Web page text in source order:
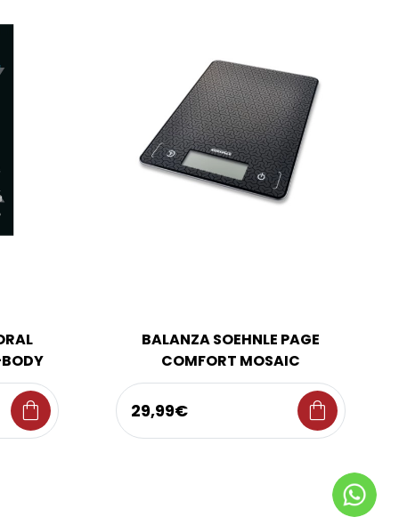
shopping_bag
BALANZA SOEHNLE PAGE
COMFORT MOSAIC
29,99€ shopping_bag